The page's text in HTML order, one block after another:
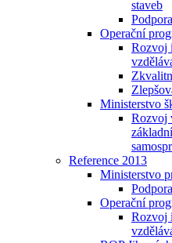
staveb
Operační
Rozvoj
Ministerstvo
Rozvoj
Reference 2013
Ministerstvo
Operační
Rozvoj